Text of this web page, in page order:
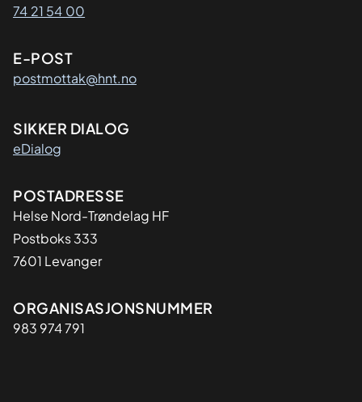
74 21 54 00
E-POST
postmottak@hnt.no
SIKKER DIALOG
eDialog
Adresse
POSTADRESSE
Helse Nord-Trøndelag HF
Postboks 333
7601 Levanger
Organisasjon
ORGANISASJONSNUMMER
983 974 791